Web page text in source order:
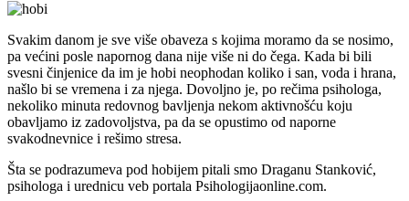
Svakim danom je sve više obaveza s kojima moramo da se nosimo,
pa većini posle napornog dana nije više ni do čega. Kada bi bili
svesni činjenice da im je hobi neophodan koliko i san, voda i hrana,
našlo bi se vremena i za njega. Dovoljno je, po rečima psihologa,
nekoliko minuta redovnog bavljenja nekom aktivnošću koju
obavljamo iz zadovoljstva, pa da se opustimo od naporne
svakodnevnice i rešimo stresa.
Šta se podrazumeva pod hobijem pitali smo Draganu Stanković,
psihologa i urednicu veb portala Psihologijaonline.com.